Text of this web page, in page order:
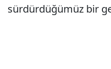
sürdürdüğümüz bir